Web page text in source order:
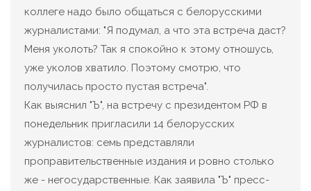
коллеге надо было общаться с белорусскими
журналистами: "Я подумал, а что эта встреча даст?
Меня уколоть? Так я спокойно к этому отношусь,
уже уколов хватило. Поэтому смотрю, что
получилась просто пустая встреча".
Как выяснил "Ъ", на встречу с президентом РФ в
понедельник пригласили 14 белорусских
журналистов: семь представляли
проправительственные издания и ровно столько
же - негосударственные. Как заявила "Ъ" пресс-